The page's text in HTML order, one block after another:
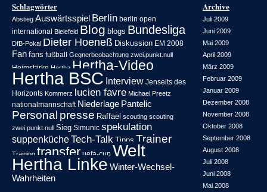
Schlagwörter
Abstieg Auswärtsspiel Berlin berlin open
international Bielefeld Blog blogs Bundesliga
DfB-Pokal Dieter Hoeneß Diskussion EM 2008
Fan fans fußball Gegnerbeobachtung zwei.punkt.null
Heimstärke Hertha Hertha-Video
Hertha BSC Interview Jenseits des
Horizonts Kommerz lucien favre Michael Preetz
nationalmannschaft Niederlage Pantelic
Personal presse Raffael scouting scouting
zwei.punkt.null Sieg Simunic spekulation
suppenkücheTech-Talk Tipps Trainer
Training transfer uefa-cup Welt
Hertha Linke Winter-Wechsel-
Wahrheiten
Archive
Juli 2009
Juni 2009
Mai 2009
April 2009
März 2009
Februar 2009
Januar 2009
Dezember 2008
November 2008
Oktober 2008
September 2008
August 2008
Juli 2008
Juni 2008
Mai 2008